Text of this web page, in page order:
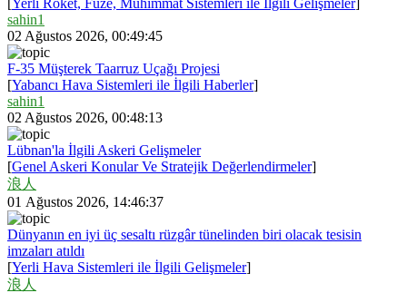
Yerli Roket, Füze, Mühimmat Sistemleri ile İlgili Gelişmeler]
sahin1
02 Ağustos 2026, 00:49:45
F-35 Müşterek Taarruz Uçağı Projesi
[Yabancı Hava Sistemleri ile İlgili Haberler]
sahin1
02 Ağustos 2026, 00:48:13
Lübnan'la İlgili Askeri Gelişmeler
[Genel Askeri Konular Ve Stratejik Değerlendirmeler]
浪人
01 Ağustos 2026, 14:46:37
Dünyanın en iyi üç sesaltı rüzgâr tünelinden biri olacak tesisin
imzaları atıldı
[Yerli Hava Sistemleri ile İlgili Gelişmeler]
浪人